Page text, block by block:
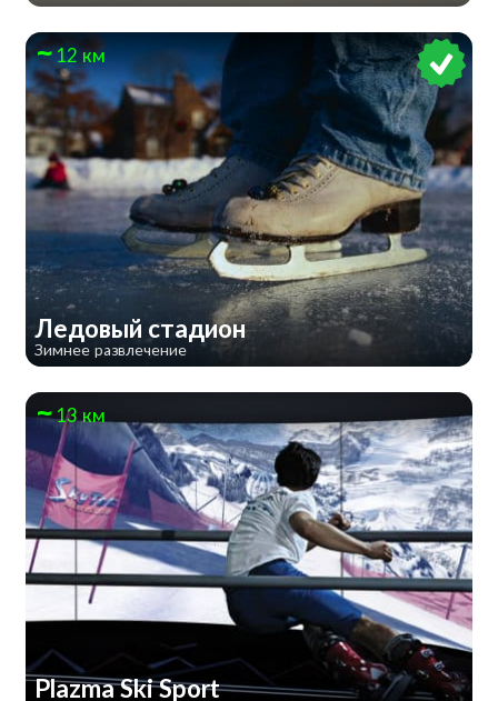
12 км
​Ледовый стадион
Зимнее развлечение
13 км
Plazma Ski Sport